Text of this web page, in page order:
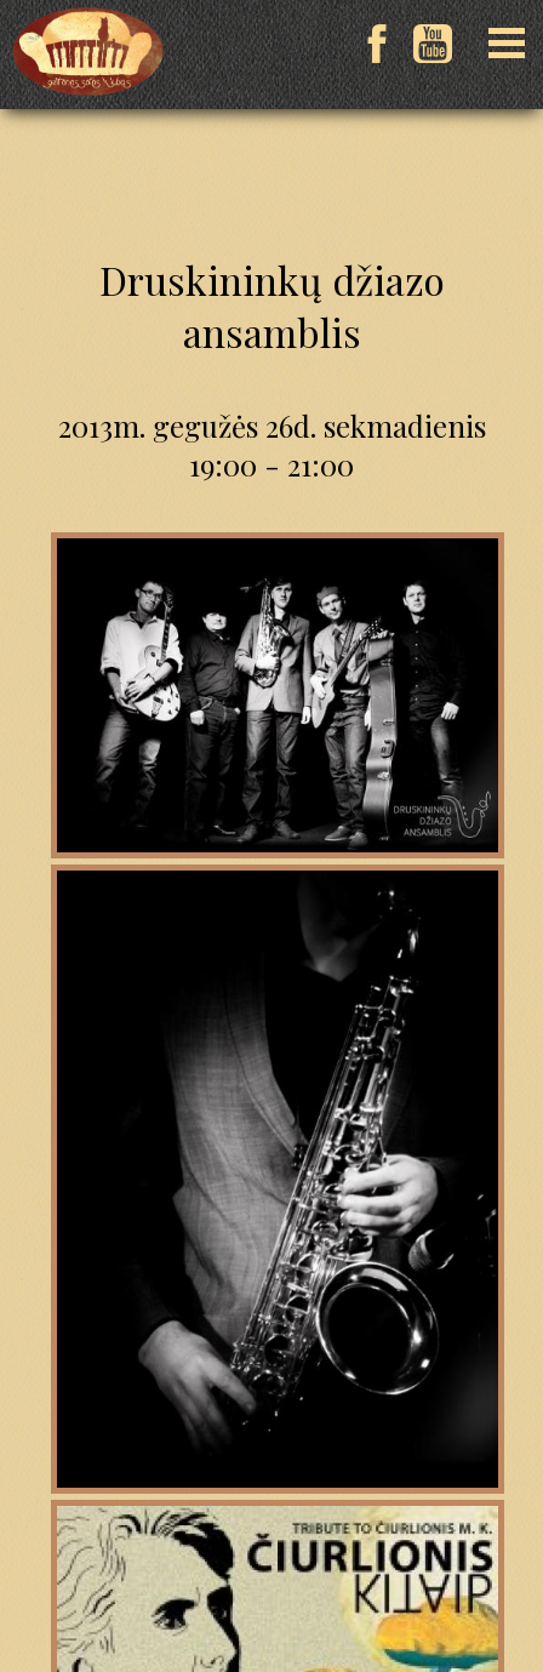
Druskininkų džiazo
ansamblis
2013m. gegužės 26d. sekmadienis
19:00 - 21:00